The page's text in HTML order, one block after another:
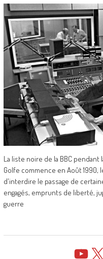
La liste noire de la BBC
Golfe commence en Août 1990,
d'interdire le passage de
engagés, emprunts de liberté,
guerre
YouTube